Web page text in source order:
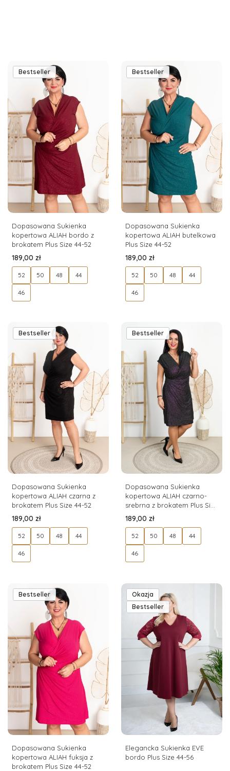
Bestseller
Dopasowana Sukienka
kopertowa ALIAH bordo z
brokatem Plus Size 44-52
Cena
189,00 zł
52 50 48 44
46
Bestseller
Dopasowana Sukienka
kopertowa ALIAH butelkowa
Plus Size 44-52
Cena
189,00 zł
52 50 48 44
46
Bestseller
Dopasowana Sukienka
kopertowa ALIAH czarna z
brokatem Plus Size 44-52
Cena
189,00 zł
52 50 48 44
46
Bestseller
Dopasowana Sukienka
kopertowa ALIAH czarno-
srebrna z brokatem Plus Size
44-52
Cena
189,00 zł
52 50 48 44
46
Bestseller
Dopasowana Sukienka
kopertowa ALIAH fuksja z
brokatem Plus Size 44-52
Okazja
Bestseller
Elegancka Sukienka EVE
bordo Plus Size 44-56